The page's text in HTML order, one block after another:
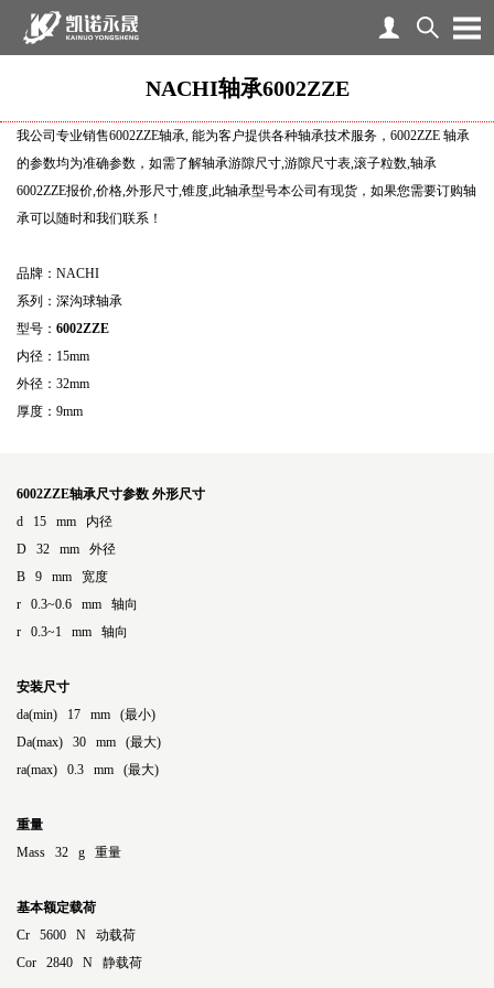
NACHI轴承6002ZZE
我公司专业销售6002ZZE轴承, 能为客户提供各种轴承技术服务，6002ZZE 轴承
的参数均为准确参数，如需了解轴承游隙尺寸,游隙尺寸表,滚子粒数,轴承
6002ZZE报价,价格,外形尺寸,锥度,此轴承型号本公司有现货，如果您需要订购轴
承可以随时和我们联系！
品牌：NACHI
系列：深沟球轴承
型号： 6002ZZE
内径：15mm
外径：32mm
厚度：9mm
6002ZZE轴承尺寸参数 外形尺寸
d 15 mm 内径
D 32 mm 外径
B 9 mm 宽度
r 0.3~0.6 mm 轴向
r 0.3~1 mm 轴向
安装尺寸
da(min) 17 mm (最小)
Da(max) 30 mm (最大)
ra(max) 0.3 mm (最大)
重量
Mass 32 g 重量
基本额定载荷
Cr 5600 N 动载荷
Cor 2840 N 静载荷